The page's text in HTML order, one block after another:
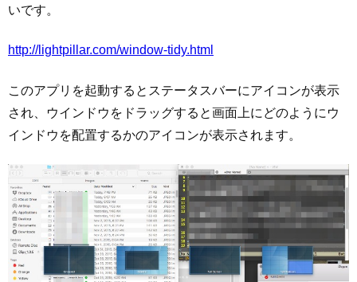
いです。
http://lightpillar.com/window-tidy.html
このアプリを起動するとステータスバーにアイコンが表示
され、ウインドウをドラッグすると画面上にどのようにウ
インドウを配置するかのアイコンが表示されます。